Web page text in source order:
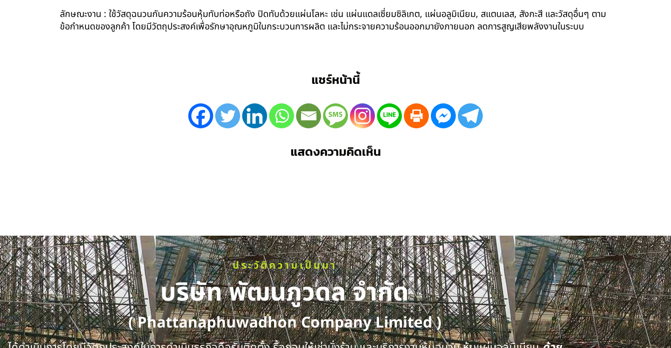
ลักษณะงาน : ใช้วัสดุฉนวนกันความร้อนหุ้มทับท่อหรือถัง ปิดทับด้วยแผ่นโลหะ เช่น แผ่นแดลเซี่ยมซิลิเกต, แผ่นอลูมิเนียม, สแตนเลส, สังกะสี และวัสดุอื่นๆ ตาม
ข้อกำหนดของลูกค้า โดยมีวัตถุประสงค์เพื่อรักษาอุณหภูมิในกระบวนการผลิต และไม่กระจายความร้อนออกมายังภายนอก ลดการสูญเสียพลังงานในระบบ
แชร์หน้านี้
แสดงความคิดเห็น
ประวัติความเป็นมา
บริษัท พัฒนภูวดล จำกัด
( Phattanaphuwadhon Company Limited )